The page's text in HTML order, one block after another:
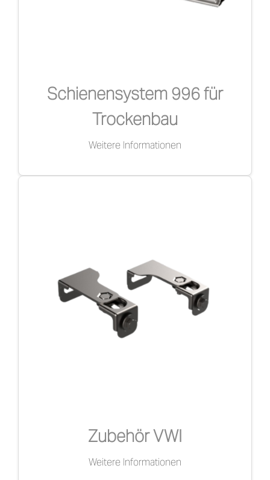
Schienensystem 996 für
Trockenbau
Weitere Informationen
Zubehör VWI
Weitere Informationen